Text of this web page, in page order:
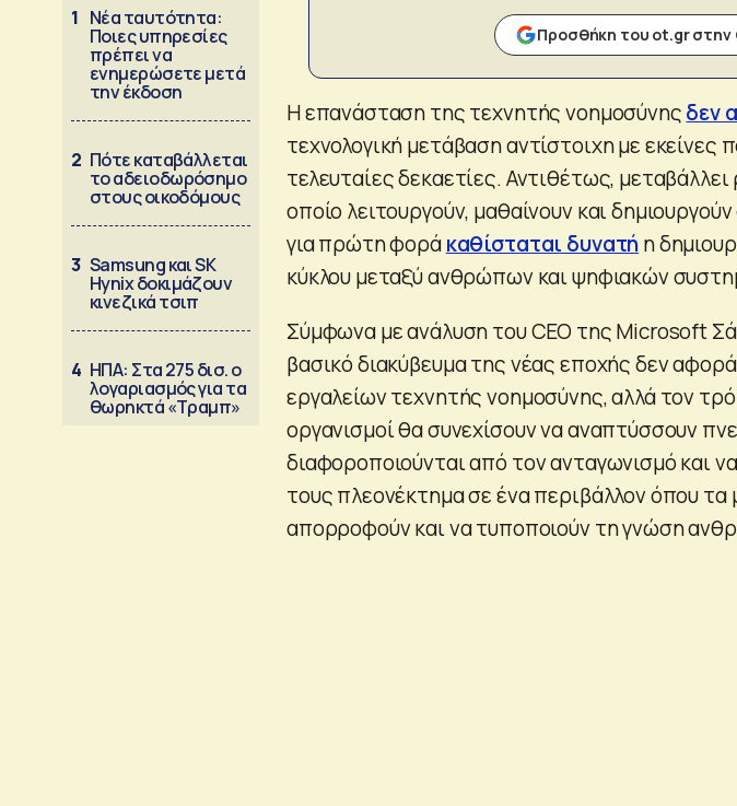
1 Νέα ταυτότητα:
Ποιες υπηρεσίες
πρέπει να
ενημερώσετε μετά
την έκδοση
2 Πότε καταβάλλεται
το αδειοδωρόσημο
στους οικοδόμους
3 Samsung και SK
Hynix δοκιμάζουν
κινεζικά τσιπ
4 ΗΠΑ: Στα 275 δισ. ο
λογαριασμός για τα
θωρηκτά «Τραμπ»
Προσθήκη του ot.gr στην
Η επανάσταση της τεχνητής νοημοσύνηςδεν
τεχνολογική μετάβαση αντίστοιχη με εκείνες
τελευταίες δεκαετίες. Αντιθέτως,
οποίο λειτουργούν, μαθαίνουν και
για πρώτη φοράκαθίσταται δυνατήη
κύκλου μεταξύ ανθρώπων και ψηφιακών
Σύμφωνα με ανάλυση του CEO της Microsoft
βασικό διακύβευμα της νέας εποχής δεν
εργαλείων τεχνητής νοημοσύνης, αλλά τον
οργανισμοί θα συνεχίσουν να αναπτύσσουν
διαφοροποιούνται από τον ανταγωνισμό και
τους πλεονέκτημα σε ένα περιβάλλον όπου τα
απορροφούν και να τυποποιούν τη γνώση